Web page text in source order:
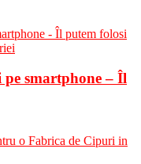
pe smartphone – Îl